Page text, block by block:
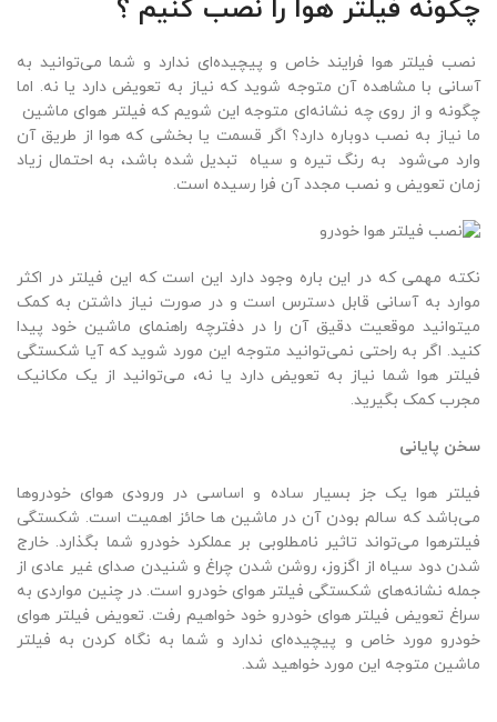
چگونه فیلتر هوا را نصب کنیم ؟
نصب فیلتر هوا فرایند خاص و پیچیده‌ای ندارد و شما می‌توانید به
آسانی با مشاهده آن متوجه شوید که نیاز به تعویض دارد یا نه. اما
چگونه و از روی چه نشانه‌ای متوجه این شویم که فیلتر هوای ماشین
ما نیاز به نصب دوباره دارد؟ اگر قسمت‌ یا بخشی که هوا از طریق آن
وارد می‌شود به رنگ تیره و سیاه تبدیل شده باشد، به احتمال زیاد
زمان تعویض و نصب مجدد آن فرا رسیده است.
نکته مهمی که در این باره وجود دارد این است که این فیلتر در اکثر
موارد به آسانی قابل دسترس است و در صورت نیاز داشتن به کمک
می‎توانید موقعیت دقیق آن را در دفترچه‌ راهنمای ماشین خود پیدا
کنید. اگر به راحتی نمی‌توانید متوجه این مورد شوید که آیا شکستگی
فیلتر هوا شما نیاز به تعویض دارد یا نه، می‌توانید از یک مکانیک
مجرب کمک بگیرید.
سخن پایانی
فیلتر هوا یک جز بسیار ساده و اساسی در ورودی هوای خودروها
می‌باشد که سالم بودن آن در ماشین ها حائز اهمیت است. شکستگی
فیلترهوا می‌تواند تاثیر نامطلوبی بر عملکرد خودرو شما بگذارد. خارج
شدن دود سیاه از اگزوز، روشن شدن چراغ و شنیدن صدای غیر عادی از
جمله نشانه‌های شکستگی فیلتر هوای خودرو است. در چنین مواردی به
سراغ تعویض فیلتر هوای خودرو خود خواهیم رفت. تعویض فیلتر هوای
خودرو مورد خاص و پیچیده‌ای ندارد و شما به نگاه کردن به فیلتر
ماشین متوجه این مورد خواهید شد.